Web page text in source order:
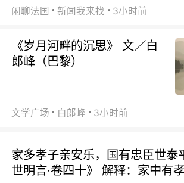
闲聊法国 新闻我来找 3小时前
《岁月河畔的沉思》 文／白
郎峰（巴黎）
文学广场 白郞峰 3小时前
家多孝子亲安乐，国有忠臣世泰
世明言·卷四十》 解释：家中有